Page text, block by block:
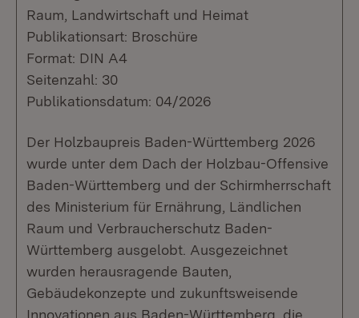
Raum, Landwirtschaft und Heimat
Publikationsart: Broschüre
Format: DIN A4
Seitenzahl: 30
Publikationsdatum: 04/2026
Der Holzbaupreis Baden-Württemberg 2026
wurde unter dem Dach der Holzbau-Offensive
Baden-Württemberg und der Schirmherrschaft
des Ministerium für Ernährung, Ländlichen
Raum und Verbraucherschutz Baden-
Württemberg ausgelobt. Ausgezeichnet
wurden herausragende Bauten,
Gebäudekonzepte und zukunftsweisende